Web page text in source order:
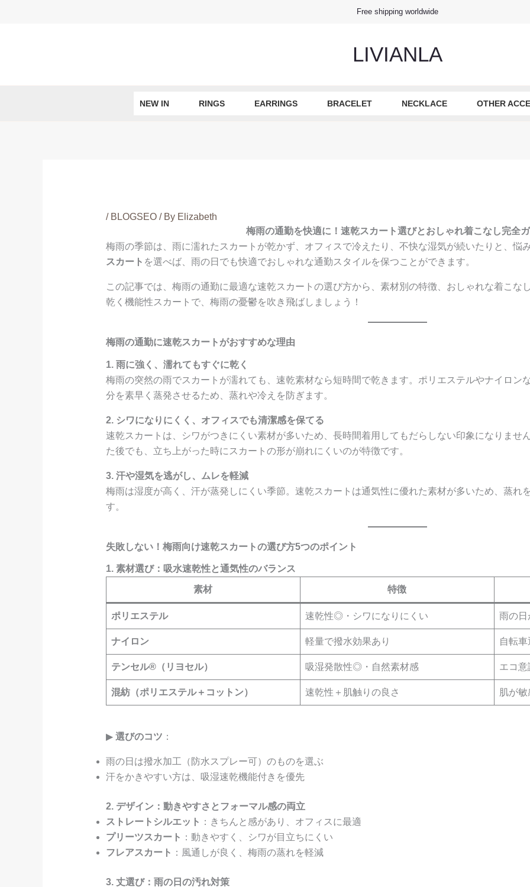
Free shipping worldwide
LIVIANLA
NEW IN RINGS EARRINGS BRACELET NECKLACE OTHER
/ BLOGSEO/ By Elizabeth
梅雨の通勤を快適に！速乾スカート選びとおしゃれ着こなし完全
梅雨の季節は、雨に濡れたスカートが乾かず、オフィスで冷えたり、不快な湿気が続いたりと、悩
スカート を選べば、雨の日でも快適でおしゃれな通勤スタイルを保つことができます。
この記事では、梅雨の通勤に最適な速乾スカートの選び方から、素材別の特徴、おしゃれな着こな
乾く機能性スカートで、梅雨の憂鬱を吹き飛ばしましょう！
梅雨の通勤に速乾スカートがおすすめな理由
1. 雨に強く、濡れてもすぐに乾く
梅雨の突然の雨でスカートが濡れても、速乾素材なら短時間で乾きます。ポリエステルやナイロン
分を素早く蒸発させるため、蒸れや冷えを防ぎます。
2. シワになりにくく、オフィスでも清潔感を保てる
速乾スカートは、シワがつきにくい素材が多いため、長時間着用してもだらしない印象になりませ
た後でも、立ち上がった時にスカートの形が崩れにくいのが特徴です。
3. 汗や湿気を逃がし、ムレを軽減
梅雨は湿度が高く、汗が蒸発しにくい季節。速乾スカートは通気性に優れた素材が多いため、蒸れ
す。
失敗しない！梅雨向け速乾スカートの選び方5つのポイント
1. 素材選び：吸水速乾性と通気性のバランス
素材 特徴
ポリエステル 速乾性◎・シワになりにくい 雨の日
ナイロン 軽量で撥水効果あり 自転
テンセル®（リヨセル） 吸湿発散性◎・自然素材感 エコ
混紡（ポリエステル＋コットン） 速乾性＋肌触りの良さ 肌が
▶ 選びのコツ ：
雨の日は撥水加工（防水スプレー可）のものを選ぶ
汗をかきやすい方は、吸湿速乾機能付きを優先
2. デザイン：動きやすさとフォーマル感の両立
ストレートシルエット ：きちんと感があり、オフィスに最適
プリーツスカート ：動きやすく、シワが目立ちにくい
フレアスカート ：風通しが良く、梅雨の蒸れを軽減
3. 丈選び：雨の日の汚れ対策